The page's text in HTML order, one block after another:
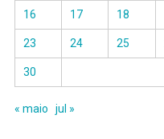
16 17 18
23 24 25
30
« maio jul »